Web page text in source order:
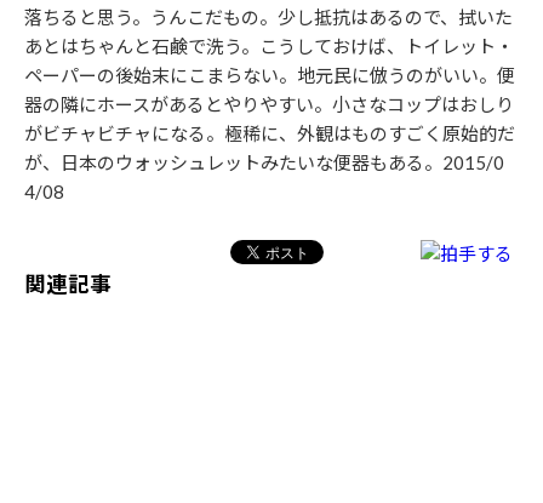
落ちると思う。うんこだもの。少し抵抗はあるので、拭いた
あとはちゃんと石鹸で洗う。こうしておけば、トイレット・
ペーパーの後始末にこまらない。地元民に倣うのがいい。便
器の隣にホースがあるとやりやすい。小さなコップはおしり
がビチャビチャになる。極稀に、外観はものすごく原始的だ
が、日本のウォッシュレットみたいな便器もある。2015/0
4/08
関連記事